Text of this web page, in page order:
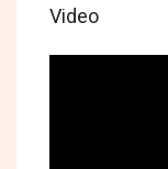
Video